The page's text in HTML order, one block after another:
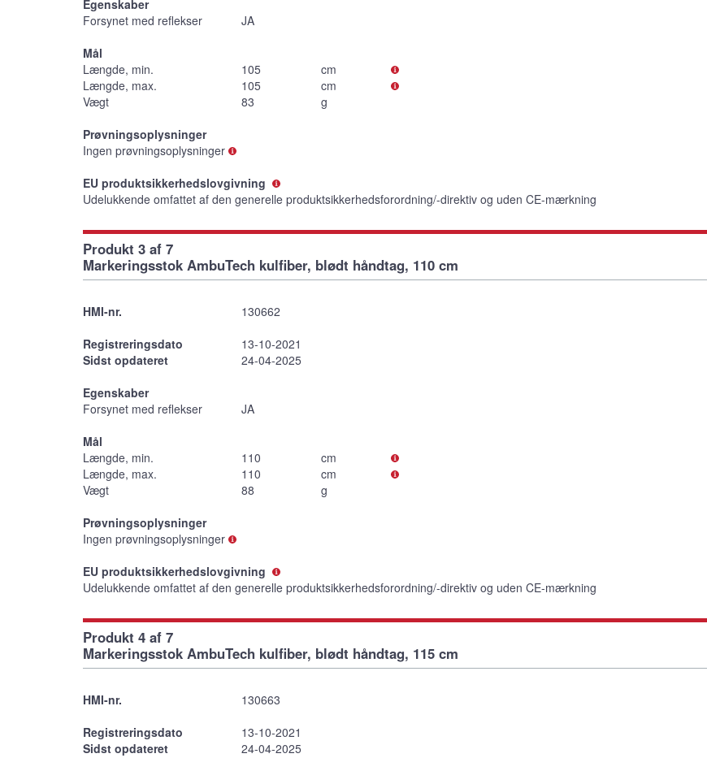
Egenskaber
Forsynet med reflekser
JA
Mål
Længde, min.
105
cm
Længde, max.
105
cm
Vægt
83
g
Prøvningsoplysninger
Ingen prøvningsoplysninger
EU produktsikkerhedslovgivning
Udelukkende omfattet af den generelle produktsikkerhedsforordning/-direktiv og uden CE-mærkning
Produkt 3 af 7
Markeringsstok AmbuTech kulfiber, blødt håndtag, 110 cm
HMI-nr.
130662
Registreringsdato
13-10-2021
Sidst opdateret
24-04-2025
Egenskaber
Forsynet med reflekser
JA
Mål
Længde, min.
110
cm
Længde, max.
110
cm
Vægt
88
g
Prøvningsoplysninger
Ingen prøvningsoplysninger
EU produktsikkerhedslovgivning
Udelukkende omfattet af den generelle produktsikkerhedsforordning/-direktiv og uden CE-mærkning
Produkt 4 af 7
Markeringsstok AmbuTech kulfiber, blødt håndtag, 115 cm
HMI-nr.
130663
Registreringsdato
13-10-2021
Sidst opdateret
24-04-2025